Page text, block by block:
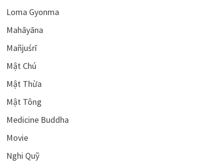
Loma Gyonma
Mahāyāna
Mañjuśrī
Mật Chú
Mật Thừa
Mật Tông
Medicine Buddha
Movie
Nghi Quỹ